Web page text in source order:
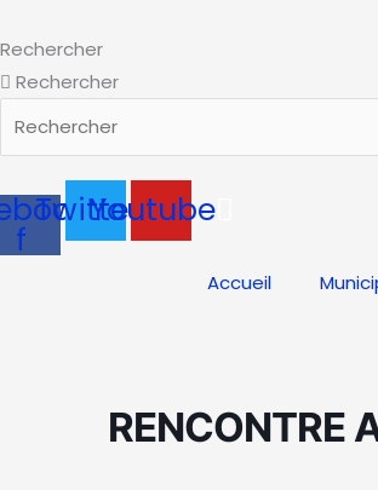
au
contenu
Rechercher
Rechercher
f
TwitterYoutube
Accueil
RENCONTRE